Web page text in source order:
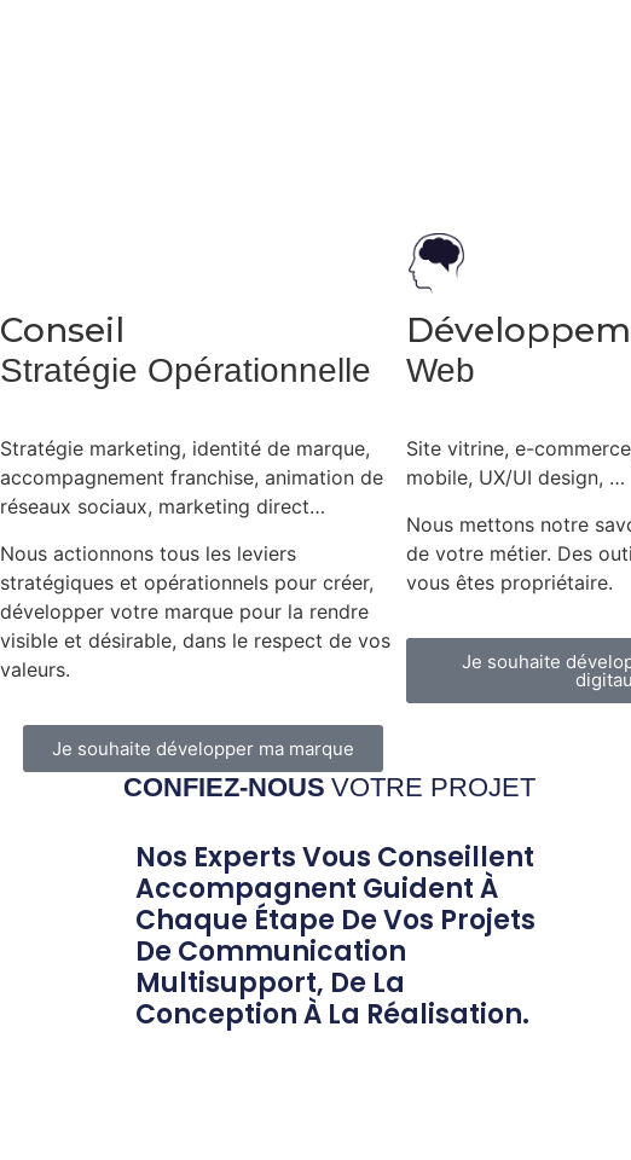
Conseil
Stratégie Opérationnelle
Stratégie marketing, identité de marque,
accompagnement franchise, animation de
réseaux sociaux, marketing direct…
Nous actionnons tous les leviers
stratégiques et opérationnels pour créer,
développer votre marque pour la rendre
visible et désirable, dans le respect de vos
valeurs.
Je souhaite développer ma marque
Web
Site vitrine, e-
mobile, UX/UI design, …
Nous mettons notre
de votre métier. Des
vous êtes propriétaire.
Je souhaite
CONFIEZ-NOUS VOTRE PROJET
Nos Experts Vous Conseillent
Accompagnent GuidentÀ
Chaque Étape De Vos Projets
De Communication
Multisupport, De La
Conception À La Réalisation.